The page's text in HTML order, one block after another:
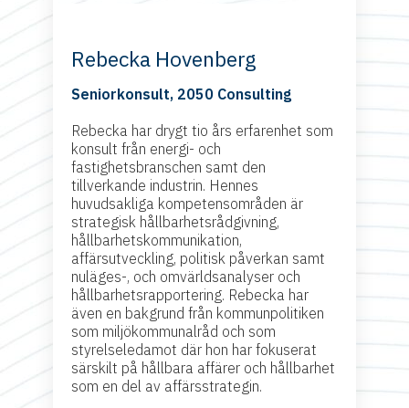
Rebecka Hovenberg
Seniorkonsult, 2050 Consulting
Rebecka har drygt tio års erfarenhet som
konsult från energi- och
fastighetsbranschen samt den
tillverkande industrin. Hennes
huvudsakliga kompetensområden är
strategisk hållbarhetsrådgivning,
hållbarhetskommunikation,
affärsutveckling, politisk påverkan samt
nuläges-, och omvärldsanalyser och
hållbarhetsrapportering. Rebecka har
även en bakgrund från kommunpolitiken
som miljökommunalråd och som
styrelseledamot där hon har fokuserat
särskilt på hållbara affärer och hållbarhet
som en del av affärsstrategin.